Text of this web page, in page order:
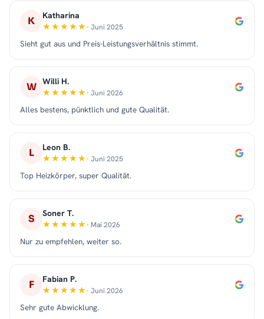
K Katharina
· Juni 2025
Sieht gut aus und Preis-Leistungsverhältnis stimmt.
W Willi H.
· Juni 2026
Alles bestens, pünktlich und gute Qualität.
L Leon B.
· Juni 2025
Top Heizkörper, super Qualität.
S Soner T.
· Mai 2026
Nur zu empfehlen, weiter so.
F Fabian P.
· Juni 2026
Sehr gute Abwicklung.